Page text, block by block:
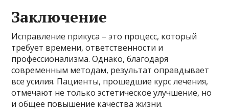
Заключение
Исправление прикуса – это процесс, который
требует времени, ответственности и
профессионализма. Однако, благодаря
современным методам, результат оправдывает
все усилия. Пациенты, прошедшие курс лечения,
отмечают не только эстетическое улучшение, но
и общее повышение качества жизни.